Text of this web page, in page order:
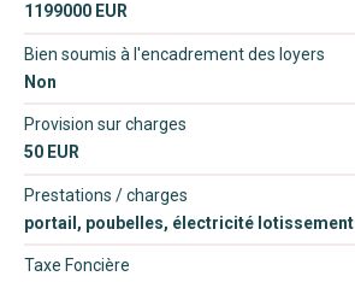
1199000 EUR
Bien soumis à l'encadrement des loyers
Non
Provision sur charges
50 EUR
Prestations / charges
portail, poubelles, électricité lotissement
Taxe Foncière